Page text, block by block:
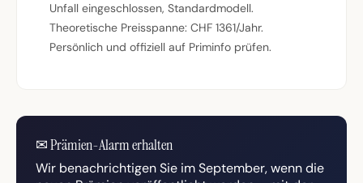
Unfall eingeschlossen, Standardmodell.
Theoretische Preisspanne: CHF 1361/Jahr.
Persönlich und offiziell auf Priminfo prüfen.
✉Prämien-Alarm erhalten
Wir benachrichtigen Sie im September, wenn die